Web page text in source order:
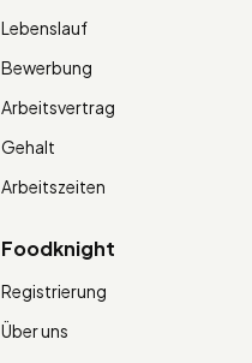
Lebenslauf
Bewerbung
Arbeitsvertrag
Gehalt
Arbeitszeiten
Foodknight
Registrierung
Über uns